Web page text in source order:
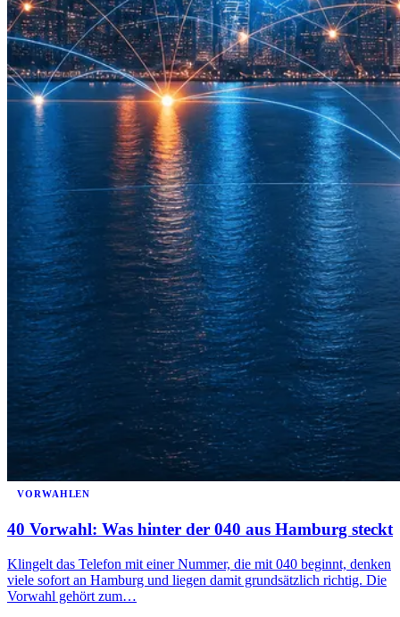
VORWAHLEN
40 Vorwahl: Was hinter der 040 aus Hamburg steckt
Klingelt das Telefon mit einer Nummer, die mit 040 beginnt, denken
viele sofort an Hamburg und liegen damit grundsätzlich richtig. Die
Vorwahl gehört zum…